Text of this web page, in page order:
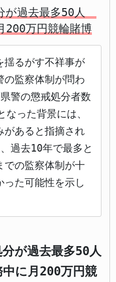
が過去最多50人
200万円競輪賭博
揺るがす不祥事が
の監察体制が問わ
警の懲戒処分者数
った背景には、
があると指摘され
過去10年で最多と
での監察体制が十
た可能性を示し
が過去最多50人
に月200万円競